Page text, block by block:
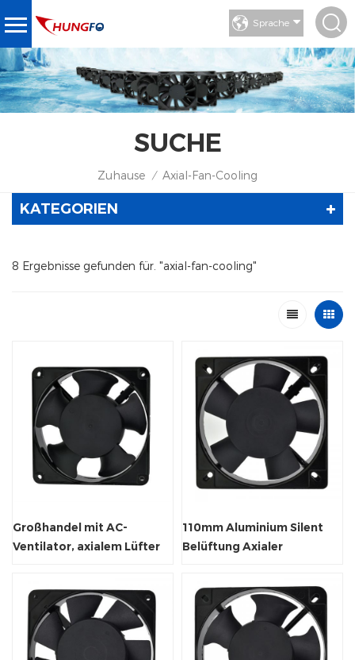
Sprache
SUCHE
Zuhause / Axial-Fan-Cooling
KATEGORIEN
8 Ergebnisse gefunden für. "axial-fan-cooling"
Großhandel mit AC-
Ventilator, axialem Lüfter
110mm Aluminium Silent
Belüftung Axialer